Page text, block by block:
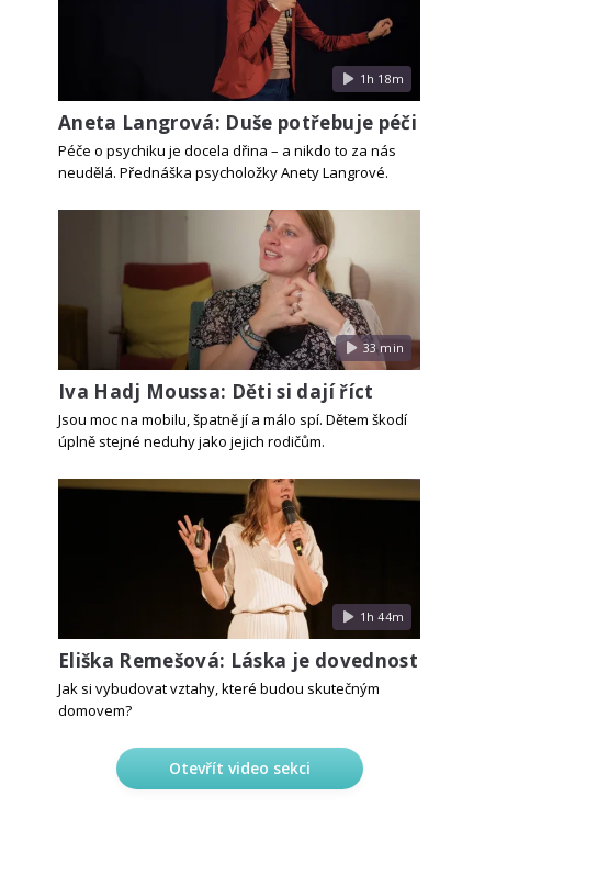
1h 18m
Aneta Langrová: Duše potřebuje péči
Péče o psychiku je docela dřina – a nikdo to za nás
neudělá. Přednáška psycholožky Anety Langrové.
33 min
Iva Hadj Moussa: Děti si dají říct
Jsou moc na mobilu, špatně jí a málo spí. Dětem škodí
úplně stejné neduhy jako jejich rodičům.
1h 44m
Eliška Remešová: Láska je dovednost
Jak si vybudovat vztahy, které budou skutečným
domovem?
Otevřít video sekci